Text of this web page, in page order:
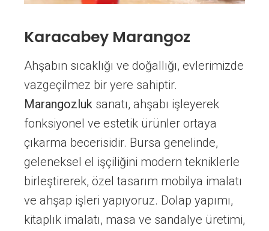
Karacabey Marangoz
Ahşabın sıcaklığı ve doğallığı, evlerimizde
vazgeçilmez bir yere sahiptir.
Marangozluk sanatı, ahşabı işleyerek
fonksiyonel ve estetik ürünler ortaya
çıkarma becerisidir. Bursa genelinde,
geleneksel el işçiliğini modern tekniklerle
birleştirerek, özel tasarım mobilya imalatı
ve ahşap işleri yapıyoruz. Dolap yapımı,
kitaplık imalatı, masa ve sandalye üretimi,